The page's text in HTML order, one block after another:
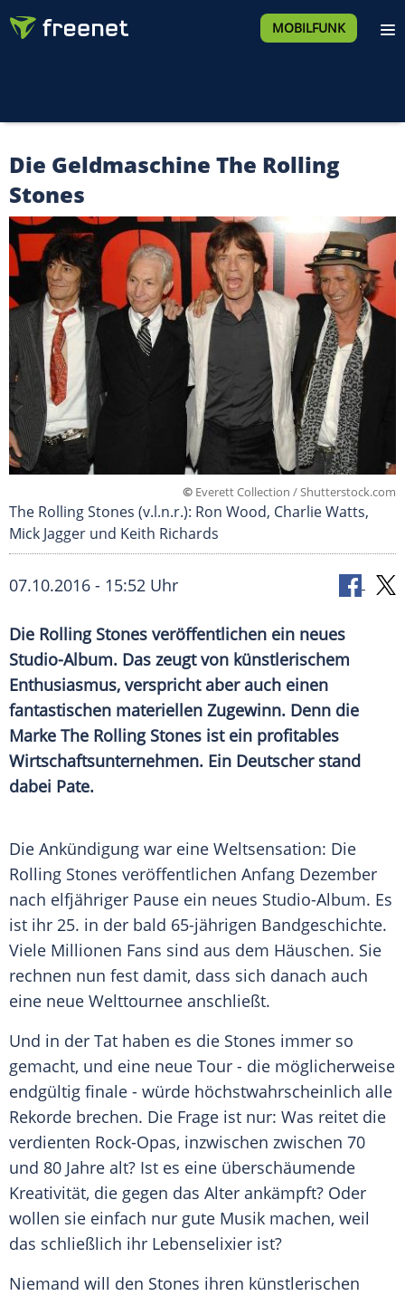
MOBILFUNK
Die Geldmaschine The Rolling
Stones
© Everett Collection / Shutterstock.com
The Rolling Stones (v.l.n.r.): Ron Wood, Charlie Watts,
Mick Jagger und Keith Richards
07.10.2016 - 15:52 Uhr
Die Rolling Stones veröffentlichen ein neues
Studio-Album. Das zeugt von künstlerischem
Enthusiasmus, verspricht aber auch einen
fantastischen materiellen Zugewinn. Denn die
Marke The Rolling Stones ist ein profitables
Wirtschaftsunternehmen. Ein Deutscher stand
dabei Pate.
Die Ankündigung war eine Weltsensation: Die
Rolling Stones veröffentlichen Anfang Dezember
nach elfjähriger Pause ein neues Studio-Album. Es
ist ihr 25. in der bald 65-jährigen Bandgeschichte.
Viele Millionen Fans sind aus dem Häuschen. Sie
rechnen nun fest damit, dass sich danach auch
eine neue Welttournee anschließt.
Und in der Tat haben es die Stones immer so
gemacht, und eine neue Tour - die möglicherweise
endgültig finale - würde höchstwahrscheinlich alle
Rekorde brechen. Die Frage ist nur: Was reitet die
verdienten Rock-Opas, inzwischen zwischen 70
und 80 Jahre alt? Ist es eine überschäumende
Kreativität, die gegen das Alter ankämpft? Oder
wollen sie einfach nur gute Musik machen, weil
das schließlich ihr Lebenselixier ist?
Niemand will den Stones ihren künstlerischen